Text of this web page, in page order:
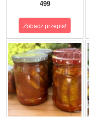
499
Zobacz przepis!